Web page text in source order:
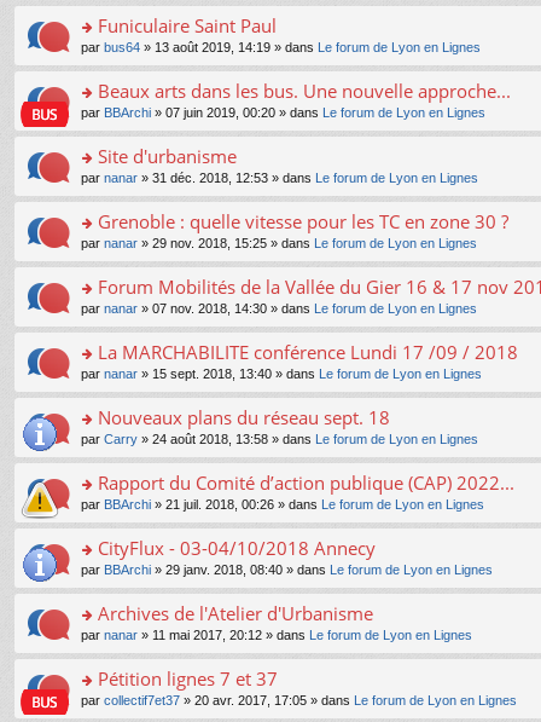
e
nt
s
ré
c
e
nt
le
pl
u
s
ré
c
e
nt
e
n
n
le
pl
u
s
ré
c
e
nt
a
g
e
n
n
le
pl
u
s
ré
c
e
nt
le
m
e
s
a
g
e
n
n
le
pl
u
s
ré
c
e
nt
s
ult
er
le
m
e
s
a
g
e
n
n
le
pl
u
s
ré
c
e
nt
o
n
s
ult
er
le
m
e
s
a
g
e
n
n
le
pl
u
s
ré
c
e
nt
Funiculaire Saint Paul
par bus64 » 13 août 2019, 14:19 » dans Le forum de Lyon en Lignes
o
n
s
ult
er
le
m
e
s
a
g
e
n
n
le
pl
u
s
ré
c
e
nt
Beaux arts dans les bus. Une nouvelle approche...
par BBArchi » 07 juin 2019, 00:20 » dans Le forum de Lyon en Lignes
o
n
s
ult
er
le
m
e
s
a
g
e
n
n
le
pl
u
s
ré
c
e
nt
Site d'urbanisme
par nanar » 31 déc. 2018, 12:53 » dans Le forum de Lyon en Lignes
o
n
s
ult
er
le
m
e
s
a
g
e
n
n
le
pl
u
s
ré
c
e
nt
Grenoble : quelle vitesse pour les TC en zone 30 ?
par nanar » 29 nov. 2018, 15:25 » dans Le forum de Lyon en Lignes
o
n
s
ult
er
le
m
e
s
a
g
e
n
n
le
pl
u
s
ré
c
Forum Mobilités de la Vallée du Gier 16 & 17 nov
par nanar » 07 nov. 2018, 14:30 » dans Le forum de Lyon en Lignes
o
n
s
ult
er
le
m
e
s
a
g
e
n
n
le
pl
u
La MARCHABILITE conférence Lundi 17 /09 / 2018
par nanar » 15 sept. 2018, 13:40 » dans Le forum de Lyon en Lignes
o
n
s
ult
er
le
m
e
s
a
g
e
n
n
Nouveaux plans du réseau sept. 18
par Carry » 24 août 2018, 13:58 » dans Le forum de Lyon en Lignes
o
n
s
ult
er
le
m
e
s
a
g
Rapport du Comité d’action publique (CAP) 2022...
par BBArchi » 21 juil. 2018, 00:26 » dans Le forum de Lyon en Lignes
o
n
s
ult
er
le
m
e
s
CityFlux - 03-04/10/2018 Annecy
par BBArchi » 29 janv. 2018, 08:40 » dans Le forum de Lyon en Lignes
o
n
s
ult
er
Archives de l'Atelier d'Urbanisme
par nanar » 11 mai 2017, 20:12 » dans Le forum de Lyon en Lignes
o
n
Pétition lignes 7 et 37
par collectif7et37 » 20 avr. 2017, 17:05 » dans Le forum de Lyon en Lignes